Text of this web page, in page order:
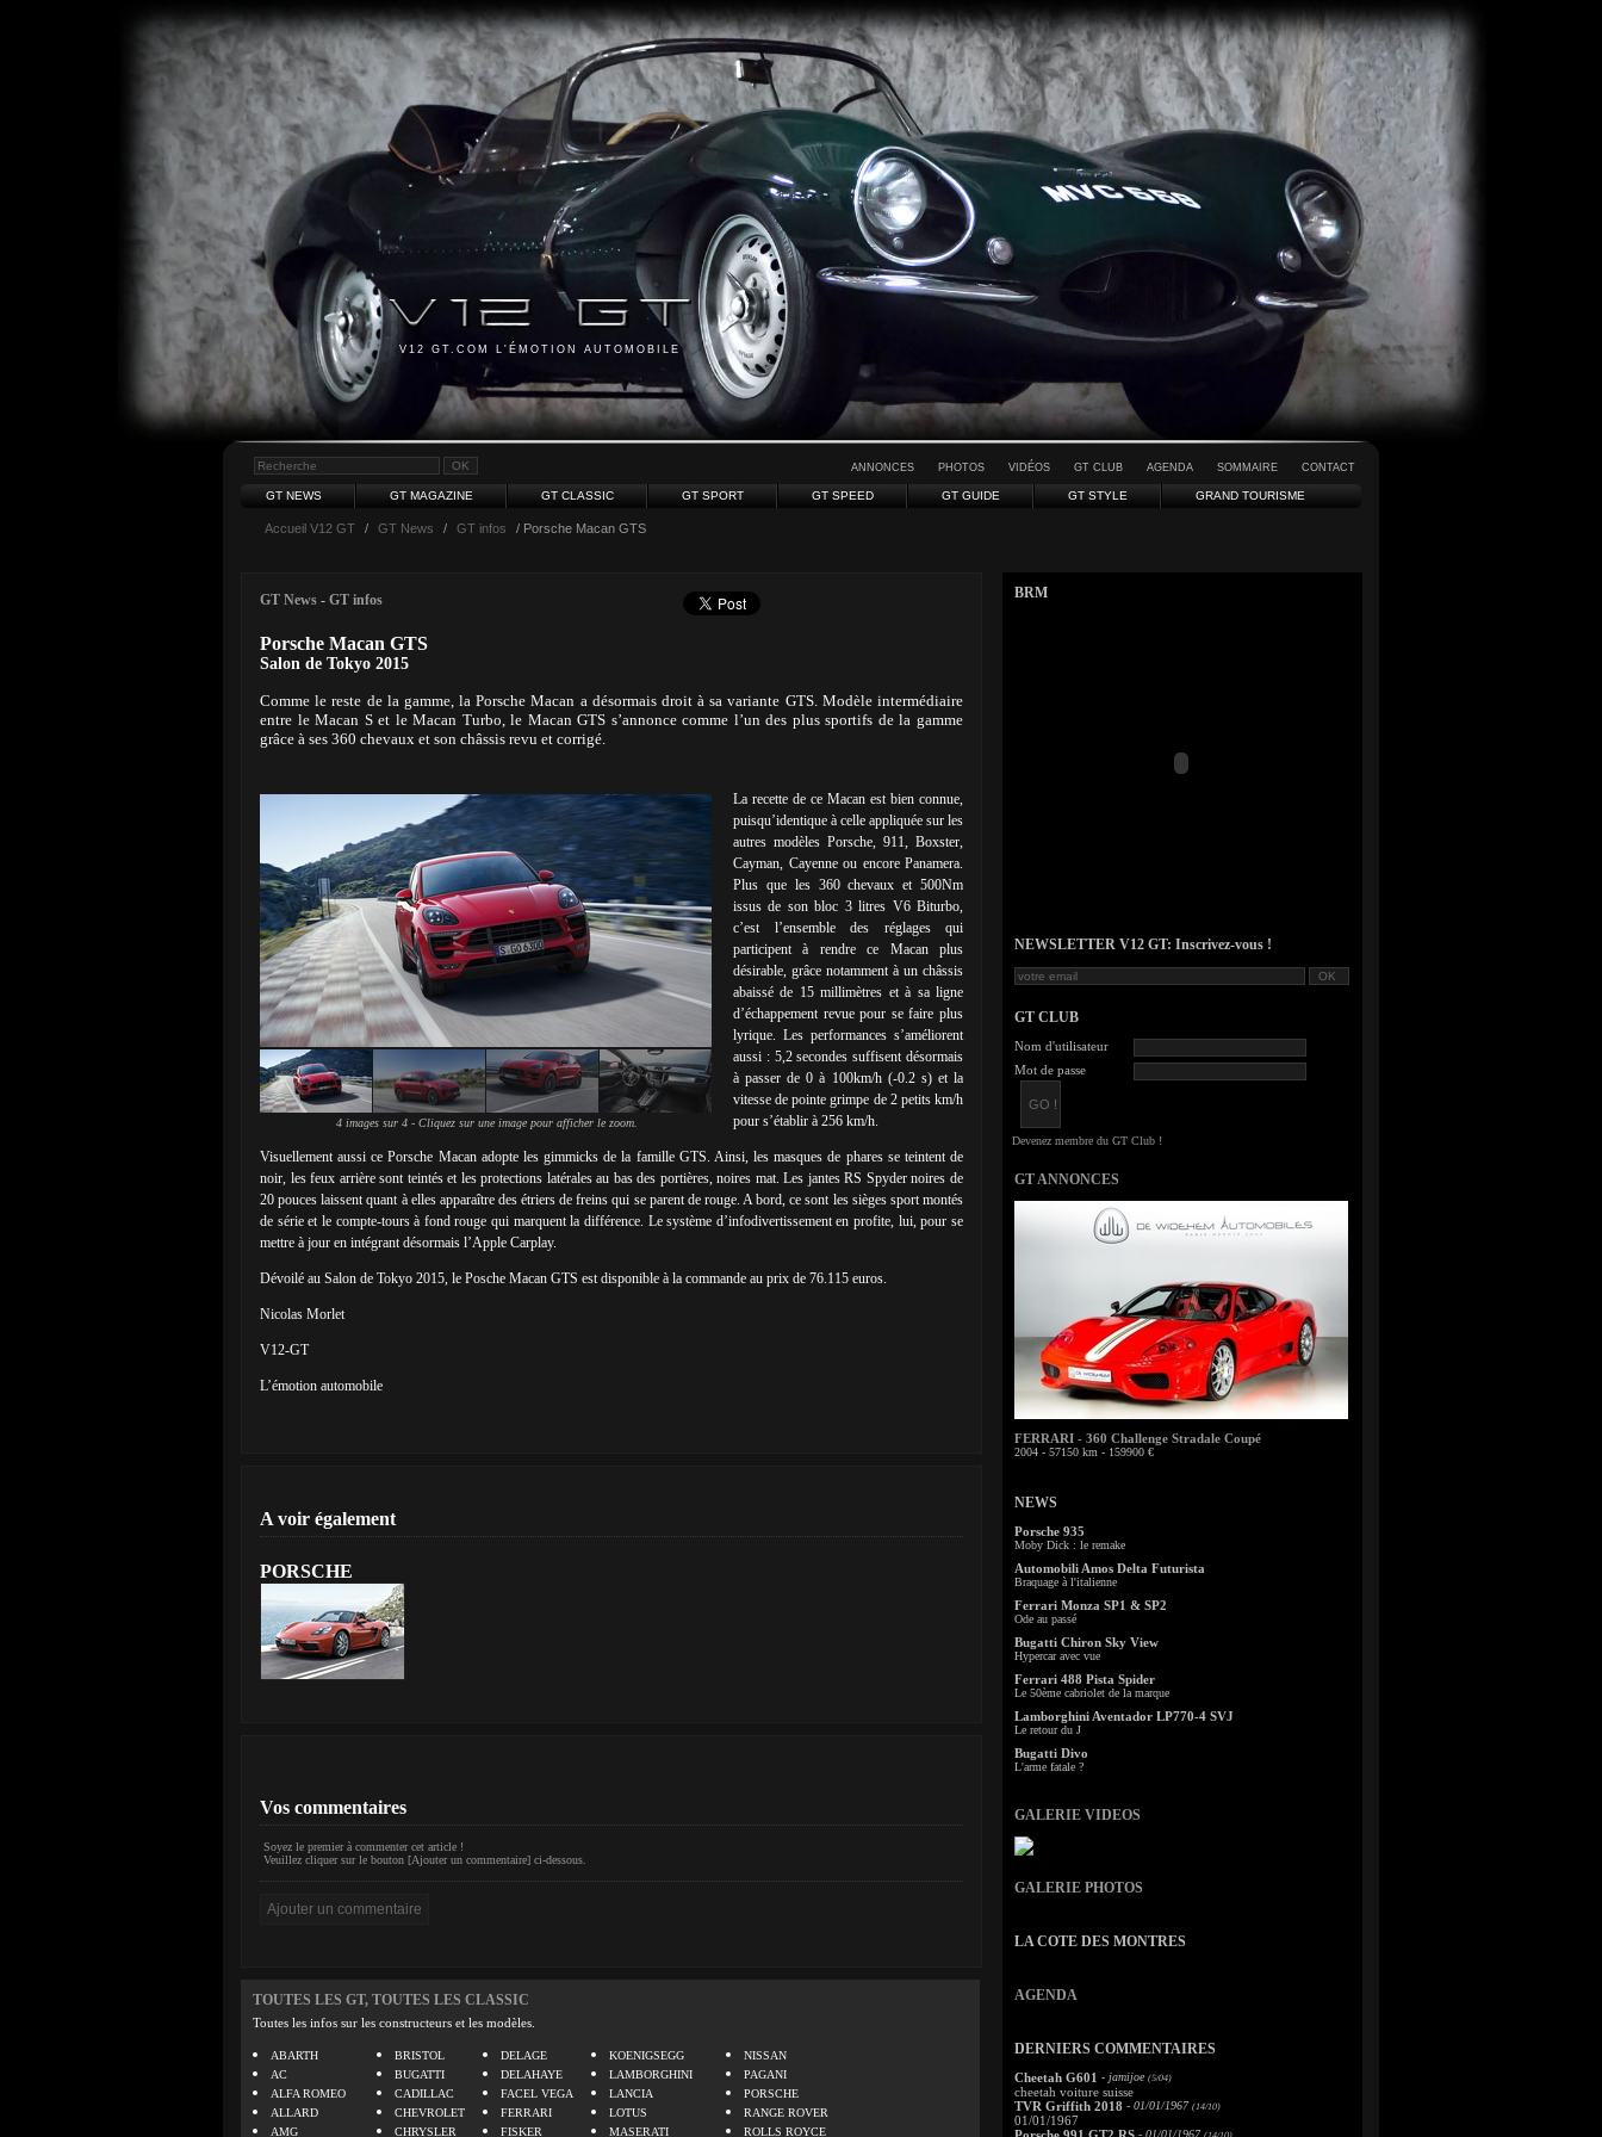
V12 GT.COM L'ÉMOTION AUTOMOBILE
ANNONCES PHOTOS VIDÉOS GT CLUB AGENDA SOMMAIRE CONTACT
GT NEWS GT MAGAZINE GT CLASSIC GT SPORT GT SPEED GT GUIDE GT STYLE GRAND TOURISME
Accueil V12 GT / GT News / GT infos / Porsche Macan GTS
GT News - GT infos
Porsche Macan GTS
Salon de Tokyo 2015
Comme le reste de la gamme, la Porsche Macan a désormais droit à sa variante GTS. Modèle intermédiaire
entre le Macan S et le Macan Turbo, le Macan GTS s’annonce comme l’un des plus sportifs de la gamme
grâce à ses 360 chevaux et son châssis revu et corrigé.
4 images sur 4 - Cliquez sur une image pour afficher le zoom.
La recette de ce Macan est bien connue,
puisqu’identique à celle appliquée sur les
autres modèles Porsche, 911, Boxster,
Cayman, Cayenne ou encore Panamera.
Plus que les 360 chevaux et 500Nm
issus de son bloc 3 litres V6 Biturbo,
c’est l’ensemble des réglages qui
participent à rendre ce Macan plus
désirable, grâce notamment à un châssis
abaissé de 15 millimètres et à sa ligne
d’échappement revue pour se faire plus
lyrique. Les performances s’améliorent
aussi : 5,2 secondes suffisent désormais
à passer de 0 à 100km/h (-0.2 s) et la
vitesse de pointe grimpe de 2 petits km/h
pour s’établir à 256 km/h.
Visuellement aussi ce Porsche Macan adopte les gimmicks de la famille GTS. Ainsi, les masques de phares se teintent de
noir, les feux arrière sont teintés et les protections latérales au bas des portières, noires mat. Les jantes RS Spyder noires de
20 pouces laissent quant à elles apparaître des étriers de freins qui se parent de rouge. A bord, ce sont les sièges sport montés
de série et le compte-tours à fond rouge qui marquent la différence. Le système d’infodivertissement en profite, lui, pour se
mettre à jour en intégrant désormais l’Apple Carplay.
Dévoilé au Salon de Tokyo 2015, le Posche Macan GTS est disponible à la commande au prix de 76.115 euros.
Nicolas Morlet
V12-GT
L’émotion automobile
A voir également
PORSCHE
Vos commentaires
Soyez le premier à commenter cet article !
Veuillez cliquer sur le bouton [Ajouter un commentaire] ci-dessous.
TOUTES LES GT, TOUTES LES CLASSIC
Toutes les infos sur les constructeurs et les modèles.
ABARTH
AC
ALFA ROMEO
ALLARD
AMG
BRISTOL
BUGATTI
CADILLAC
CHEVROLET
CHRYSLER
DELAGE
DELAHAYE
FACEL VEGA
FERRARI
FISKER
KOENIGSEGG
LAMBORGHINI
LANCIA
LOTUS
MASERATI
NISSAN
PAGANI
PORSCHE
RANGE ROVER
ROLLS ROYCE
BRM
NEWSLETTER V12 GT: Inscrivez-vous !
GT CLUB
Nom d'utilisateur
Mot de passe
GT ANNONCES
FERRARI - 360 Challenge Stradale Coupé
2004 - 57150 km - 159900 €
NEWS
Porsche 935
Moby Dick : le remake
Automobili Amos Delta Futurista
Braquage à l'italienne
Ferrari Monza SP1 & SP2
Ode au passé
Bugatti Chiron Sky View
Hypercar avec vue
Ferrari 488 Pista Spider
Le 50ème cabriolet de la marque
Lamborghini Aventador LP770-4 SVJ
Le retour du J
Bugatti Divo
L'arme fatale ?
GALERIE VIDEOS
GALERIE PHOTOS
LA COTE DES MONTRES
AGENDA
DERNIERS COMMENTAIRES
Cheetah G601 - jamijoe (5/04)
cheetah voiture suisse
TVR Griffith 2018 - 01/01/1967 (14/10)
01/01/1967
- 01/01/1967